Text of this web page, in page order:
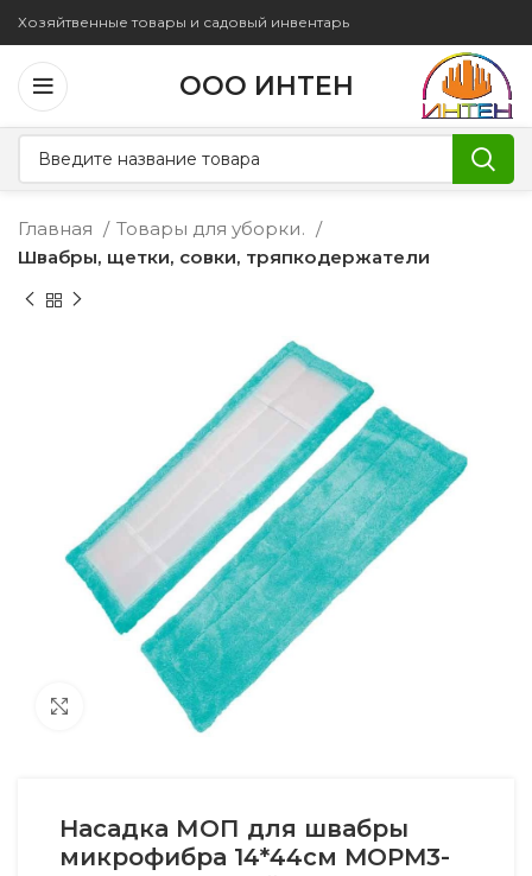
Хозяйтвенные товары и садовый инвентарь
ООО ИНТЕН
Главная
Товары для уборки.
Швабры, щетки, совки, тряпкодержатели
Насадка МОП для швабры
микрофибра 14*44см MOPM3-